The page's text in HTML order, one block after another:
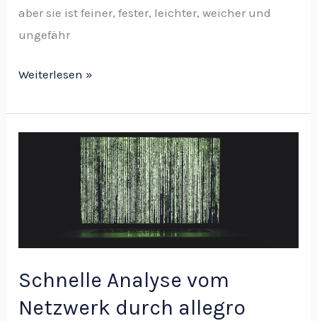
aber sie ist feiner, fester, leichter, weicher und
ungefähr
Weiterlesen »
Schnelle Analyse vom
Netzwerk durch allegro
allegro
packets